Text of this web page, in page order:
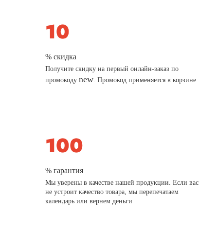
% скидка
Получите скидку на первый онлайн-заказ по
промокодуnew. Промокод применяется в корзине
% гарантия
Мы уверены в качестве нашей продукции. Если вас
не устроит качество товара, мы перепечатаем
календарь или вернем деньги